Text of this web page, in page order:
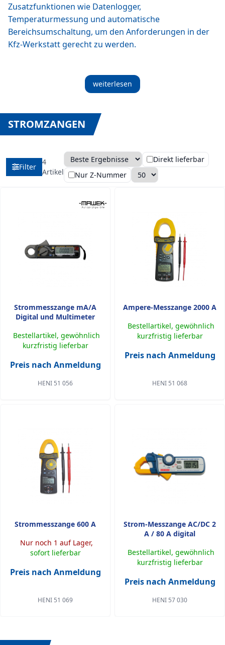
Zusatzfunktionen wie Datenlogger,
Temperaturmessung und automatische
Bereichsumschaltung, um den Anforderungen in der
Kfz-Werkstatt gerecht zu werden.
weiterlesen
STROMZANGEN
Filter
4
ArtikelSortierung
Direkt lieferbar
Nur Z-Nummer
Anzahl pro Seite
Strommesszange mA/A
Digital und Multimeter
Bestellartikel, gewöhnlich
kurzfristig lieferbar
Preis nach Anmeldung
HENI 51 056
Ampere-Messzange 2000 A
Bestellartikel, gewöhnlich
kurzfristig lieferbar
Preis nach Anmeldung
HENI 51 068
Strommesszange 600 A
Nur noch 1 auf Lager,
sofort lieferbar
Preis nach Anmeldung
HENI 51 069
Strom-Messzange AC/DC 2
A / 80 A digital
Bestellartikel, gewöhnlich
kurzfristig lieferbar
Preis nach Anmeldung
HENI 57 030